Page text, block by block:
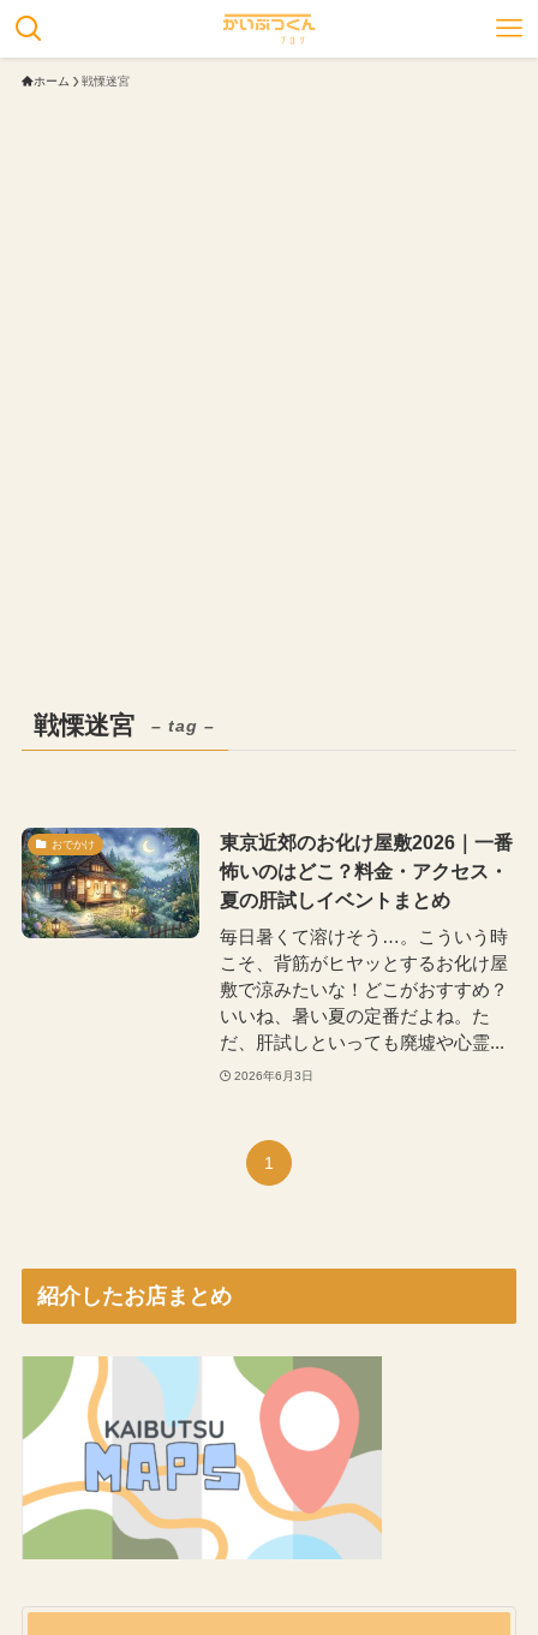
ホーム 戦慄迷宮
戦慄迷宮 – tag –
おでかけ
東京近郊のお化け屋敷2026｜一番
怖いのはどこ？料金・アクセス・
夏の肝試しイベントまとめ
毎日暑くて溶けそう…。こういう時
こそ、背筋がヒヤッとするお化け屋
敷で涼みたいな！どこがおすすめ？
いいね、暑い夏の定番だよね。た
だ、肝試しといっても廃墟や心霊...
2026年6月3日
1
紹介したお店まとめ